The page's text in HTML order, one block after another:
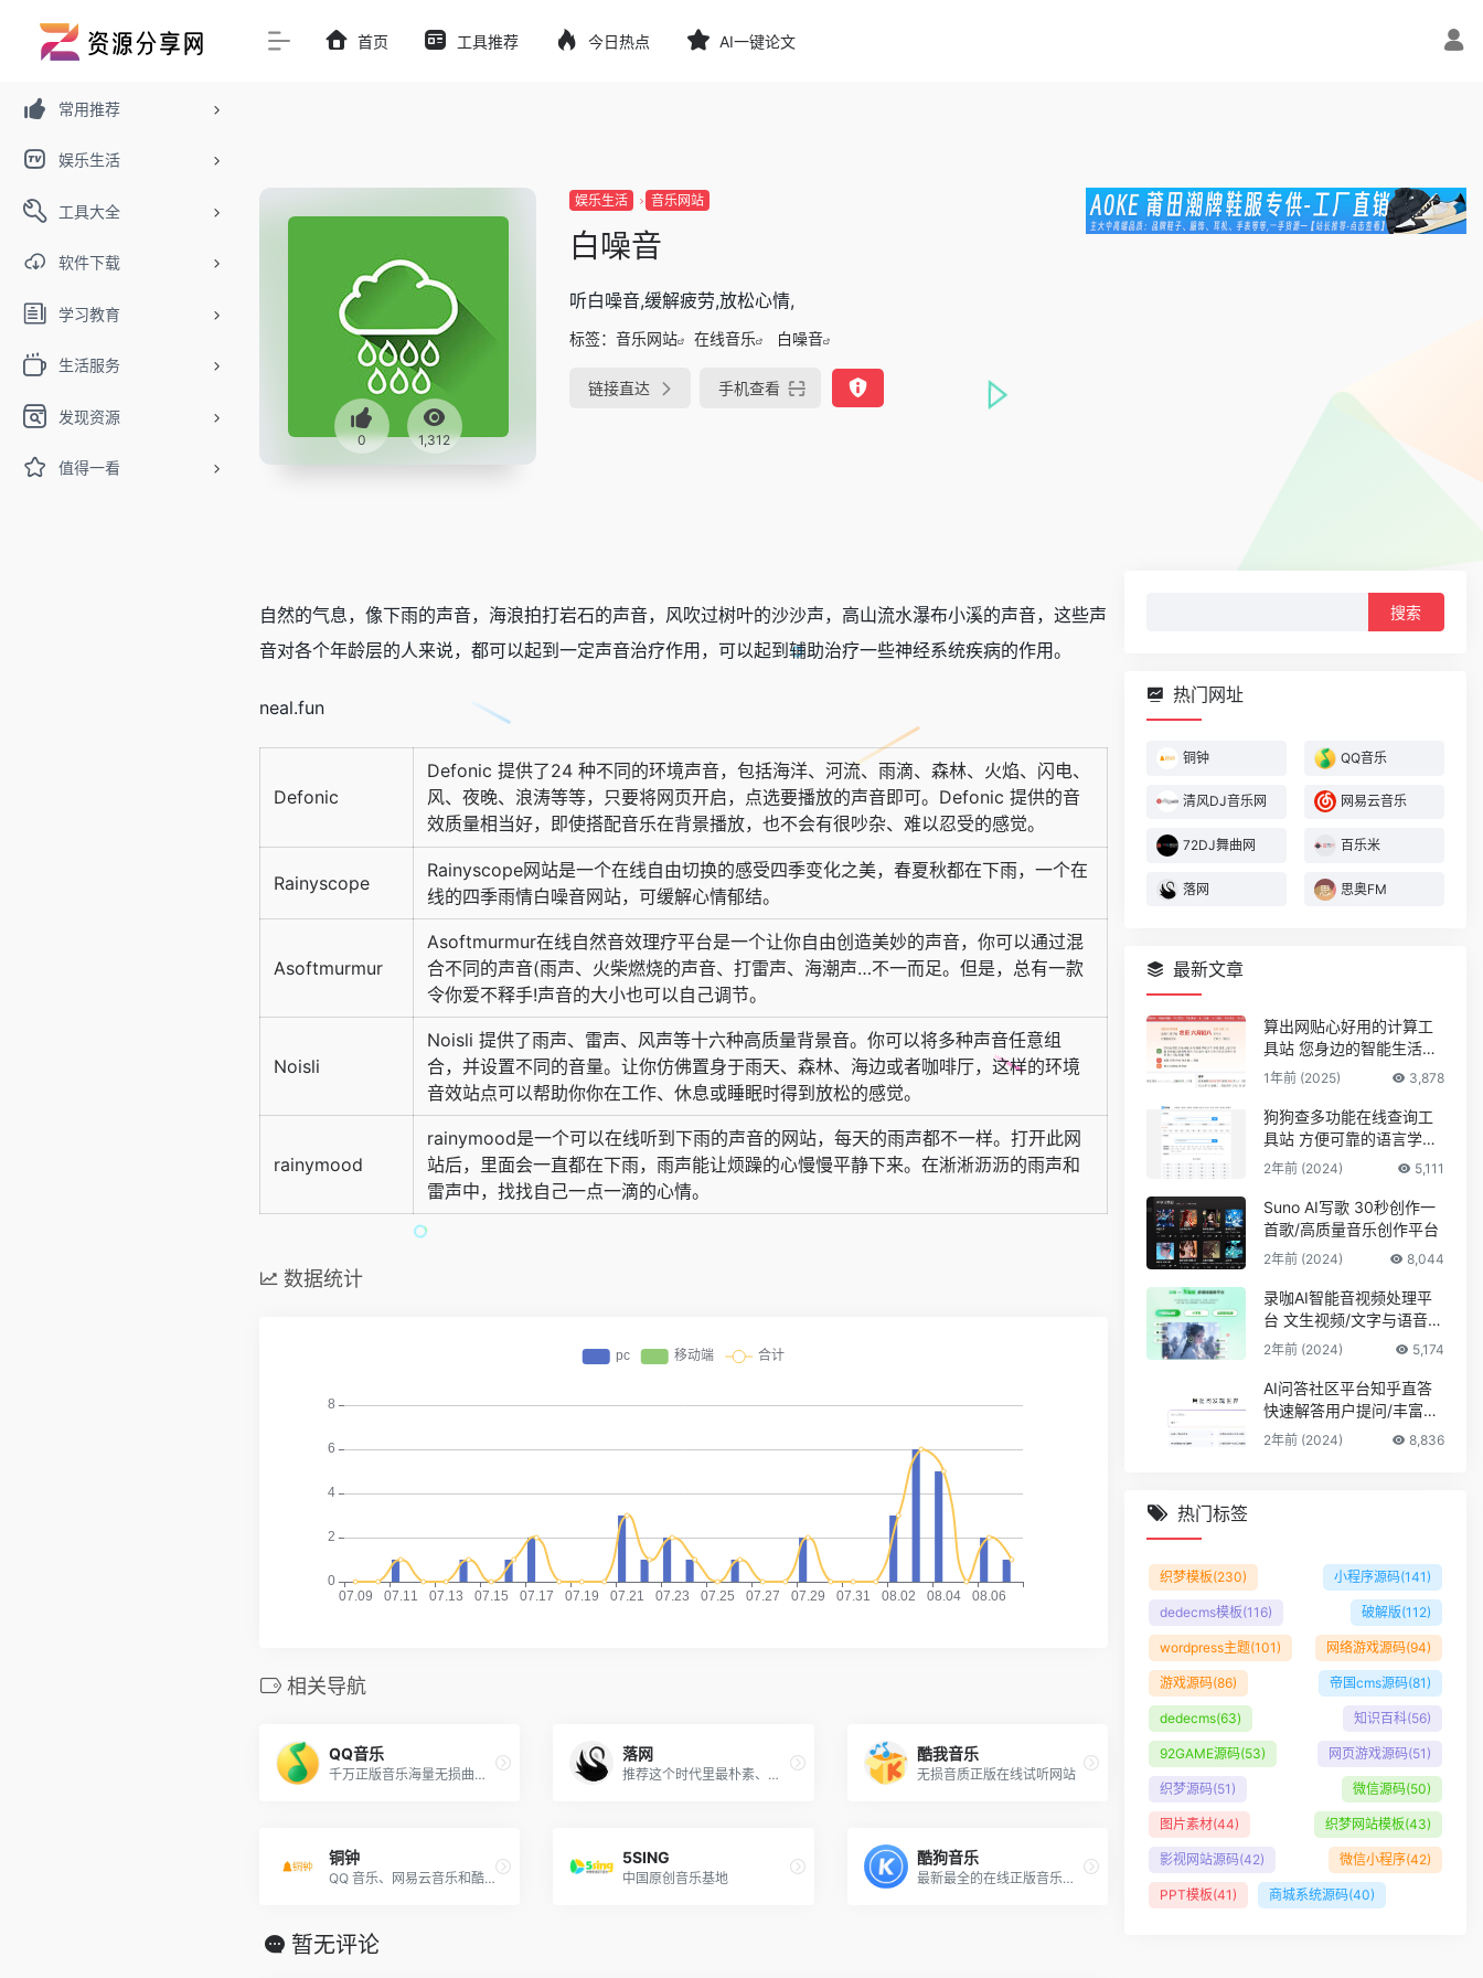
常用推荐
娱乐生活
工具大全
软件下载
学习教育
生活服务
发现资源
值得一看
首页 工具推荐 今日热点 AI一键论文
0 1,312
娱乐生活 音乐网站
白噪音
听白噪音,缓解疲劳,放松心情,
标签： 音乐网站 在线音乐 白噪音
链接直达 手机查看
自然的气息，像下雨的声音，海浪拍打岩石的声音，风吹过树叶的沙沙声，高山流水瀑布小溪的声音，这些声
音对各个年龄层的人来说，都可以起到一定声音治疗作用，可以起到辅助治疗一些神经系统疾病的作用。
neal.fun
Defonic
Defonic 提供了24 种不同的环境声音，包括海洋、河流、雨滴、森林、火焰、闪电、
风、夜晚、浪涛等等，只要将网页开启，点选要播放的声音即可。Defonic 提供的音
效质量相当好，即使搭配音乐在背景播放，也不会有很吵杂、难以忍受的感觉。
Rainyscope
Rainyscope网站是一个在线自由切换的感受四季变化之美，春夏秋都在下雨，一个在
线的四季雨情白噪音网站，可缓解心情郁结。
Asoftmurmur
Asoftmurmur在线自然音效理疗平台是一个让你自由创造美妙的声音，你可以通过混
合不同的声音(雨声、火柴燃烧的声音、打雷声、海潮声…不一而足。但是，总有一款
令你爱不释手!声音的大小也可以自己调节。
Noisli
Noisli 提供了雨声、雷声、风声等十六种高质量背景音。你可以将多种声音任意组
合，并设置不同的音量。让你仿佛置身于雨天、森林、海边或者咖啡厅，这样的环境
音效站点可以帮助你你在工作、休息或睡眠时得到放松的感觉。
rainymood
rainymood是一个可以在线听到下雨的声音的网站，每天的雨声都不一样。打开此网
站后，里面会一直都在下雨，雨声能让烦躁的心慢慢平静下来。在淅淅沥沥的雨声和
雷声中，找找自己一点一滴的心情。
数据统计
相关导航
QQ音乐
千万正版音乐海量无损曲库新歌热歌
落网
推荐这个时代里最朴素、最有质感的声音
酷我音乐
无损音质正版在线试听网站
铜钟
QQ 音乐、网易云音乐和酷我音乐
5SING
中国原创音乐基地
酷狗音乐
最新最全的在线正版音乐网站
暂无评论
热门网址
铜钟 QQ音乐
清风DJ音乐网 网易云音乐
72DJ舞曲网 百乐米
落网 思奥FM
最新文章
算出网贴心好用的计算工
具站 您身边的智能生活计
算助手
1年前 (2025) 3,878
狗狗查多功能在线查询工
具站 方便可靠的语言学习
平台
2年前 (2024) 5,111
Suno AI写歌 30秒创作一
首歌/高质量音乐创作平台
2年前 (2024) 8,044
录咖AI智能音视频处理平
台 文生视频/文字与语音互
转
2年前 (2024) 5,174
AI问答社区平台知乎直答
快速解答用户提问/丰富的
专业知识储备
2年前 (2024) 8,836
热门标签
织梦模板(230) 小程序源码(141)
dedecms模板(116) 破解版(112)
wordpress主题(101) 网络游戏源码(94)
游戏源码(86) 帝国cms源码(81)
dedecms(63) 知识百科(56)
92GAME源码(53) 网页游戏源码(51)
织梦源码(51) 微信源码(50)
图片素材(44) 织梦网站模板(43)
影视网站源码(42) 微信小程序(42)
PPT模板(41) 商城系统源码(40)